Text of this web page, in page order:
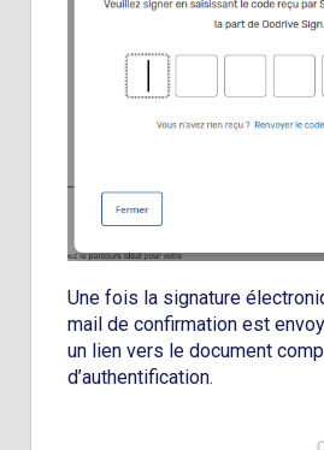
Une fois la signature
mail de confirmation est
un lien vers le document
d’authentification.